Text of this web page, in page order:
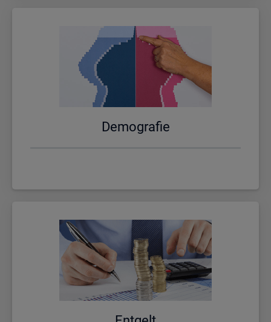
De­mo­gra­fie